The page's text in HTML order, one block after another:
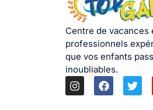
Centre de vacances
professionnels
que vos enfants
inoubliables.